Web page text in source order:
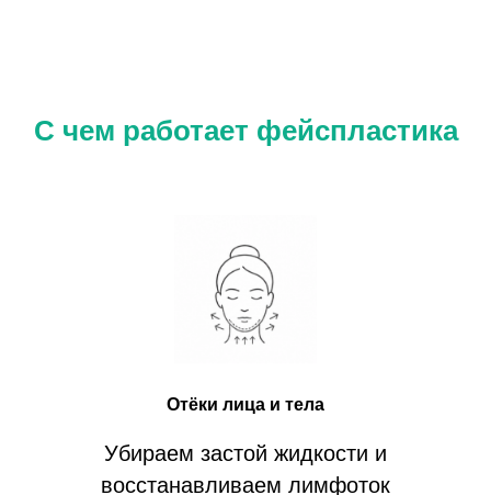
С чем работает фейспластика
Отёки лица и тела
Убираем застой жидкости и
восстанавливаем лимфоток